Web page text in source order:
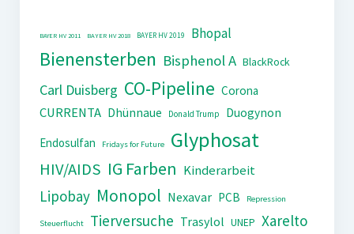
BAYER HV 2011 BAYER HV 2018 BAYER HV 2019 Bhopal
Bienensterben Bisphenol A BlackRock
Carl Duisberg CO-Pipeline Corona
CURRENTA Dhünnaue Donald Trump
Duogynon
Endosulfan
Fridays for Future Glyphosat
HIV/AIDS IG Farben Kinderarbeit
Lipobay Monopol Nexavar PCB Repression
Steuerflucht Tierversuche Trasylol UNEP Xarelto